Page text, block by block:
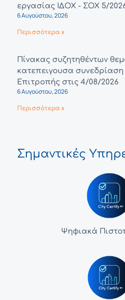
εργασίας ΙΔΟΧ - ΣΟΧ 5/
6 Αυγούστου, 2026
Περισσότερα »
Πίνακας συζητηθέντων
κατεπειγουσα συνεδρίαση
Επιτροπής στις 4/08/2026
6 Αυγούστου, 2026
Περισσότερα »
Σημαντικές
Ψηφιακά